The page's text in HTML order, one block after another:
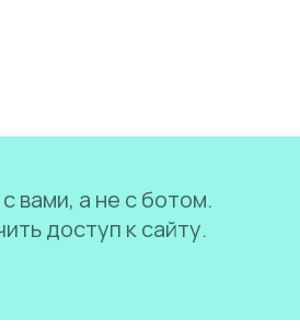
вами, а не с ботом.
доступ к сайту.